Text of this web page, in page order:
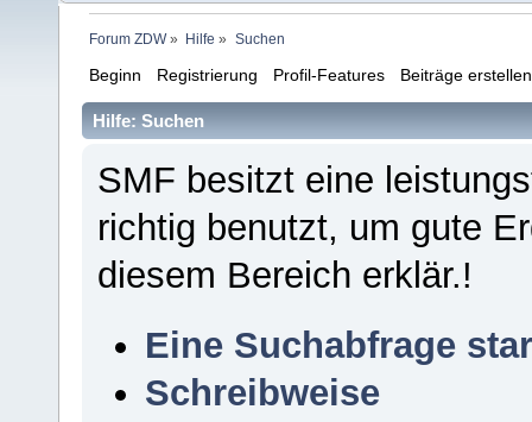
Forum ZDW» Hilfe » Suchen
Beginn Registrierung Profil-Features Beiträge
Hilfe: Suchen
SMF besitzt eine
richtig benutzt, um gute
diesem Bereich erklär.!
Eine Suchabfrage
Schreibweise